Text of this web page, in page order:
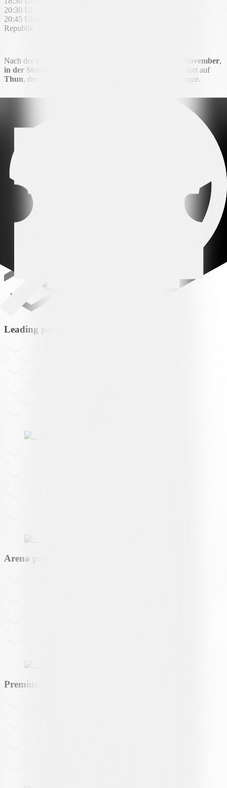
20:30 Uhr | Tunesien – Brasilien (Belhadj)
20:45 Uhr | Kosovo – Schweiz (Saipi) Dominikanische
Republik – Martinique (Duville-Parsemain)
Nach der Pause kehrt der FC Lugano 22. November,
in der Stockhorn Arena
auf den Platz zurück und trifft dort auf
Thun, den aktuellen Tabellenführer der Brack Super League.
Alle Nachrichten
Leading partner
Arena partner
Premium partner